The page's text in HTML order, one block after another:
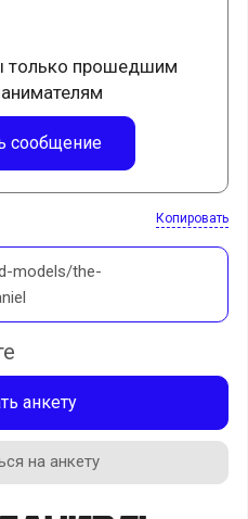
только прошедшим
сообщение
Копировать
models/the-
анкету
на анкету